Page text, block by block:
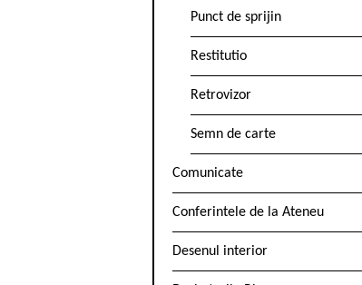
Punct de sprijin
Restitutio
Retrovizor
Semn de carte
Comunicate
Conferintele de la Ateneu
Desenul interior